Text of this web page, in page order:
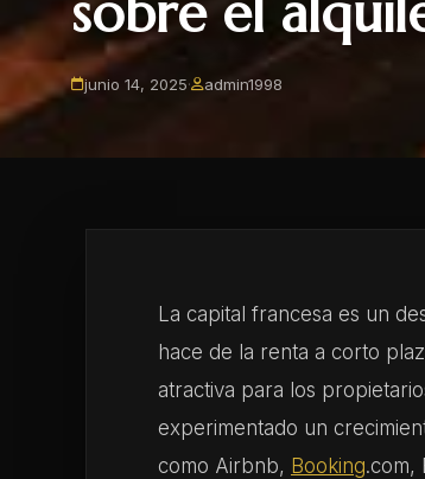
sobre el
junio 14, 2025· admin1998
La capital francesa es un
hace de la renta a corto
atractiva para los
experimentado un
como Airbnb, Booking.com,